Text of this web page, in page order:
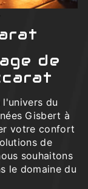
de
l'univers du
Gisbert à
votre confort
de
souhaitons
le domaine du